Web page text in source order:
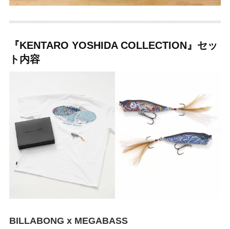
『KENTARO YOSHIDA COLLECTION』セッ
ト内容
BILLABONG x MEGABASS